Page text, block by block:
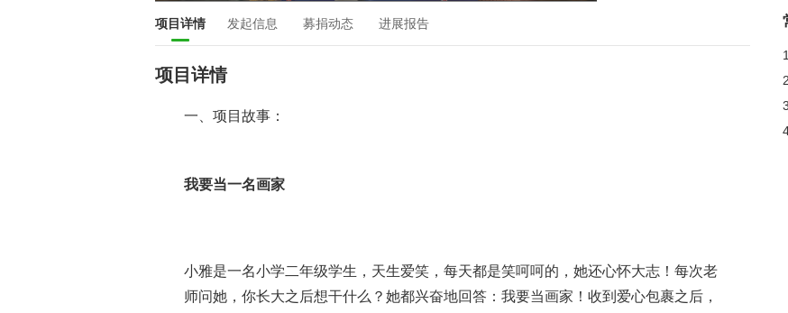
项目详情 发起信息 募捐动态 进展报告
项目详情
一、项目故事：
我要当一名画家
小雅是一名小学二年级学生，天生爱笑，每天都是笑呵呵的，她还心怀大志！每次老
师问她，你长大之后想干什么？她都兴奋地回答：我要当画家！收到爱心包裹之后，